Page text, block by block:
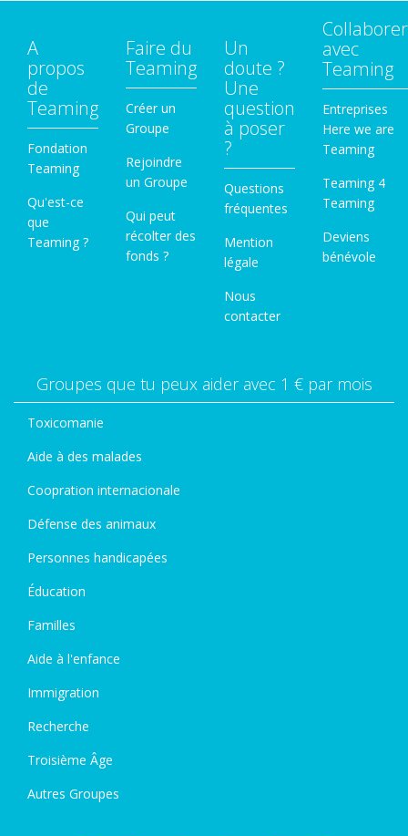
A
propos
de
Teaming
Fondation
Teaming
Qu'est-ce
que
Teaming ?
Faire du
Teaming
Créer un
Groupe
Rejoindre
un Groupe
Qui peut
récolter des
fonds ?
Un
doute ?
Une
question
à poser
?
Questions
fréquentes
Mention
légale
Nous
contacter
Collaborer
avec
Teaming
Entreprises
Here we are
Teaming
Teaming 4
Teaming
Deviens
bénévole
Groupes que tu peux aider avec 1 € par mois
Toxicomanie
Aide à des malades
Coopration internacionale
Défense des animaux
Personnes handicapées
Éducation
Familles
Aide à l'enfance
Immigration
Recherche
Troisième Âge
Autres Groupes